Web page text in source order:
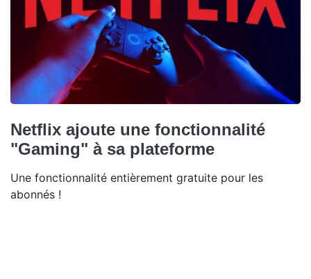
Netflix ajoute une fonctionnalité
"Gaming" à sa plateforme
Une fonctionnalité entièrement gratuite pour les
abonnés !